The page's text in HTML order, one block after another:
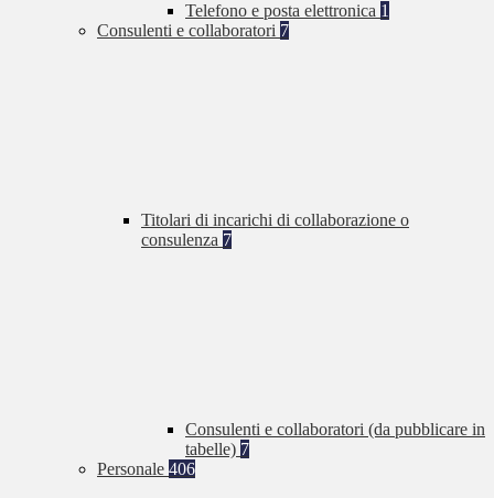
Telefono e posta elettronica 1
Consulenti e collaboratori 7
Titolari di incarichi di collaborazione o
consulenza 7
Consulenti e collaboratori (da pubblicare in
tabelle) 7
Personale 406